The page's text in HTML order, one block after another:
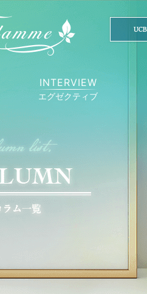
INTERVIEW
エグゼクティブ